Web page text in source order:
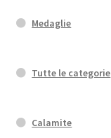
Medaglie
Tutte le categorie
Calamite